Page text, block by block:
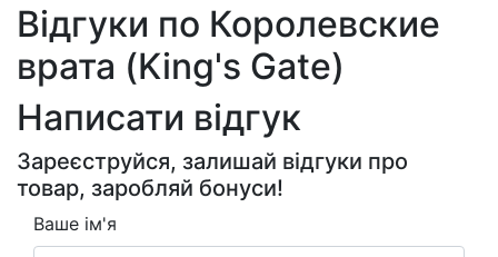
Відгуки по Королевские
врата (King's Gate)
Написати відгук
Зареєструйся, залишай відгуки про
товар, заробляй бонуси!
Ваше ім'я